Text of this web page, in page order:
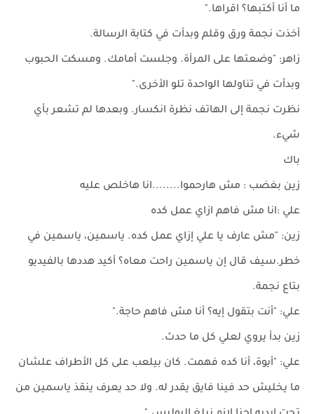
ما أنا أكتبها؟ اقراها."
أخذت نجمة ورق وقلم وبدأت في كتابة الرسالة.
زاهر: "وضعتها على المرآة. وجلست أمامك. ومسكت الحبوب
وبدأت في تناولها الواحدة تلو الأخرى."
نظرت نجمة إلى الهاتف نظرة انكسار. وبعدها لم تشعر بأي
شيء.
باك
زين بغضب : مش هارحموا........انا هاخلص عليه
علي :انا مش فاهم ازاي عمل كده
زين: "مش عارف يا علي إزاي عمل كده. ياسمين، ياسمين في
خطر.سيف قال إن ياسمين راحت معاه؟ أكيد هددها بالفيديو
بتاع نجمة.
علي: "أنت بتقول إيه؟ أنا مش فاهم حاجة."
زين بدأ يروي لعلي كل ما حدث.
علي: "أيوة، أنا كده فهمت. كان بيلعب على كل الأطراف علشان
ما يخليش حد فينا فايق يقدر له. ولا حد يعرف ينقذ ياسمين من